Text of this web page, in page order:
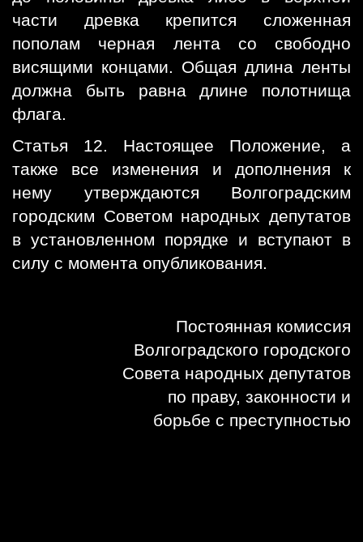
части древка крепится сложенная
пополам черная лента со свободно
висящими концами. Общая длина ленты
должна быть равна длине полотнища
флага.
Статья 12. Настоящее Положение, а
также все изменения и дополнения к
нему утверждаются Волгоградским
городским Советом народных депутатов
в установленном порядке и вступают в
силу с момента опубликования.
Постоянная комиссия
Волгоградского городского
Совета народных депутатов
по праву, законности и
борьбе с преступностью